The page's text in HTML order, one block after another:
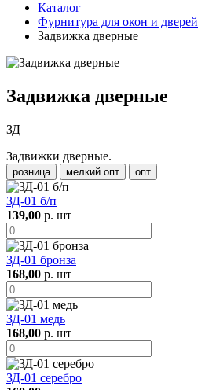
Каталог
Фурнитура для окон и дверей
Задвижка дверные
Задвижка дверные
ЗД
Задвижки дверные.
розница мелкий опт опт
ЗД-01 б/п
139,00 р. шт
ЗД-01 бронза
168,00 р. шт
ЗД-01 медь
168,00 р. шт
ЗД-01 серебро